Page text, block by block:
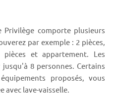
Privilège comporte plusieurs
par exemple : 2 pièces,
et appartement. Les
8 personnes. Certains
proposés, vous
avec lave-vaisselle.